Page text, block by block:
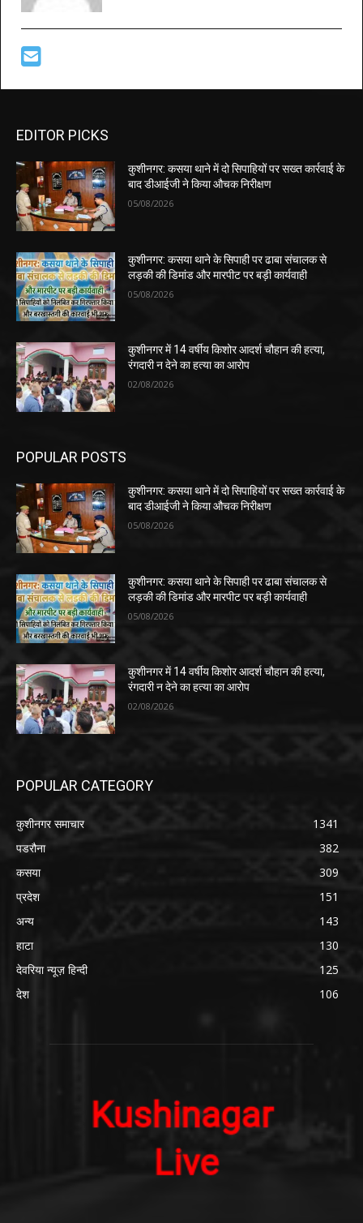
EDITOR PICKS
कुशीनगर: कसया थाने में दो सिपाहियों पर सख्त कार्रवाई के
बाद डीआईजी ने किया औचक निरीक्षण
05/08/2026
कुशीनगर: कसया थाने के सिपाही पर ढाबा संचालक से
लड़की की डिमांड और मारपीट पर बड़ी कार्यवाही
05/08/2026
कुशीनगर में 14 वर्षीय किशोर आदर्श चौहान की हत्या,
रंगदारी न देने का हत्या का आरोप
02/08/2026
POPULAR POSTS
कुशीनगर: कसया थाने में दो सिपाहियों पर सख्त कार्रवाई के
बाद डीआईजी ने किया औचक निरीक्षण
05/08/2026
कुशीनगर: कसया थाने के सिपाही पर ढाबा संचालक से
लड़की की डिमांड और मारपीट पर बड़ी कार्यवाही
05/08/2026
कुशीनगर में 14 वर्षीय किशोर आदर्श चौहान की हत्या,
रंगदारी न देने का हत्या का आरोप
02/08/2026
POPULAR CATEGORY
कुशीनगर समाचार
1341
पडरौना
382
कसया
309
प्रदेश
151
अन्य
143
हाटा
130
देवरिया न्यूज़ हिन्दी
125
देश
106